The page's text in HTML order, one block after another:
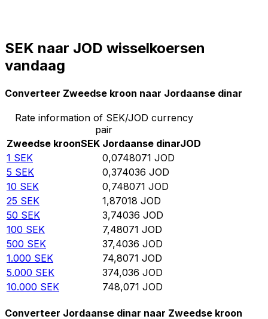
SEK naar JOD wisselkoersen
vandaag
Converteer Zweedse kroon naar Jordaanse dinar
Rate information of SEK/JOD currency
pair
Zweedse kroonSEK Jordaanse dinarJOD
1 SEK 0,0748071 JOD
5 SEK 0,374036 JOD
10 SEK 0,748071 JOD
25 SEK 1,87018 JOD
50 SEK 3,74036 JOD
100 SEK 7,48071 JOD
500 SEK 37,4036 JOD
1.000 SEK 74,8071 JOD
5.000 SEK 374,036 JOD
10.000 SEK 748,071 JOD
Converteer Jordaanse dinar naar Zweedse kroon